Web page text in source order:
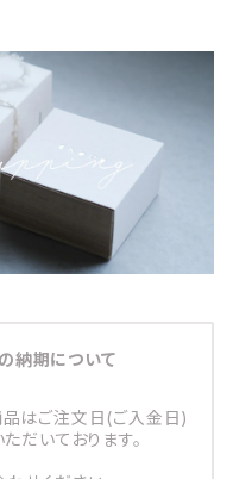
納期について
品はご注文日(ご入金日)
だいております。